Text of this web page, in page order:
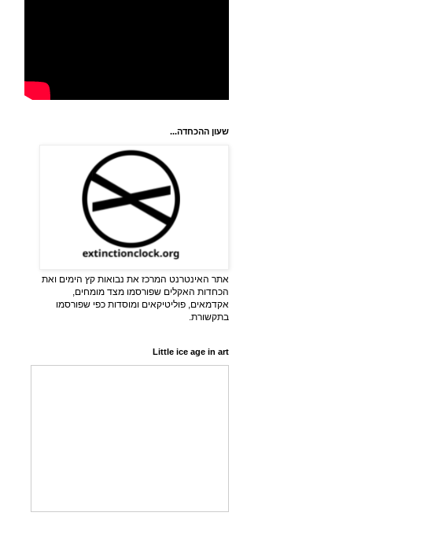
שעון ההכחדה...
אתר האינטרנט המרכז את נבואות קץ הימים ואת
הכחדות האקלים שפורסמו מצד מומחים,
אקדמאים, פוליטיקאים ומוסדות כפי שפורסמו
בתקשורת.
Little ice age in art